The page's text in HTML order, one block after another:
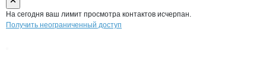
На сегодня ваш лимит просмотра контактов исчерпан.
Получить неограниченный доступ